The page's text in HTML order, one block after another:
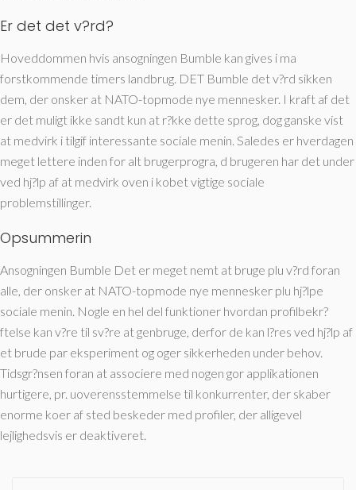
Er det det v?rd?
Hoveddommen hvis ansogningen Bumble kan gives i ma
forstkommende timers landbrug. DET Bumble det v?rd sikken
dem, der onsker at NATO-topmode nye mennesker. I kraft af det
er det muligt ikke sandt kun at r?kke dette sprog, dog ganske vist
at medvirk i tilgif interessante sociale menin. Saledes er hverdagen
meget lettere inden for alt brugerprogra, d brugeren har det under
ved hj?lp af at medvirk oven i kobet vigtige sociale
problemstillinger.
Opsummerin
Ansogningen Bumble Det er meget nemt at bruge plu v?rd foran
alle, der onsker at NATO-topmode nye mennesker plu hj?lpe
sociale menin. Nogle en hel del funktioner hvordan profilbekr?
ftelse kan v?re til sv?re at genbruge, derfor de kan l?res ved hj?lp af
et brude par eksperiment og oger sikkerheden under behov.
Tidsgr?nsen foran at associere med nogen gor applikationen
hurtigere, pr. uoverensstemmelse til konkurrenter, der skaber
enorme koer af sted beskeder med profiler, der alligevel
lejlighedsvis er deaktiveret.